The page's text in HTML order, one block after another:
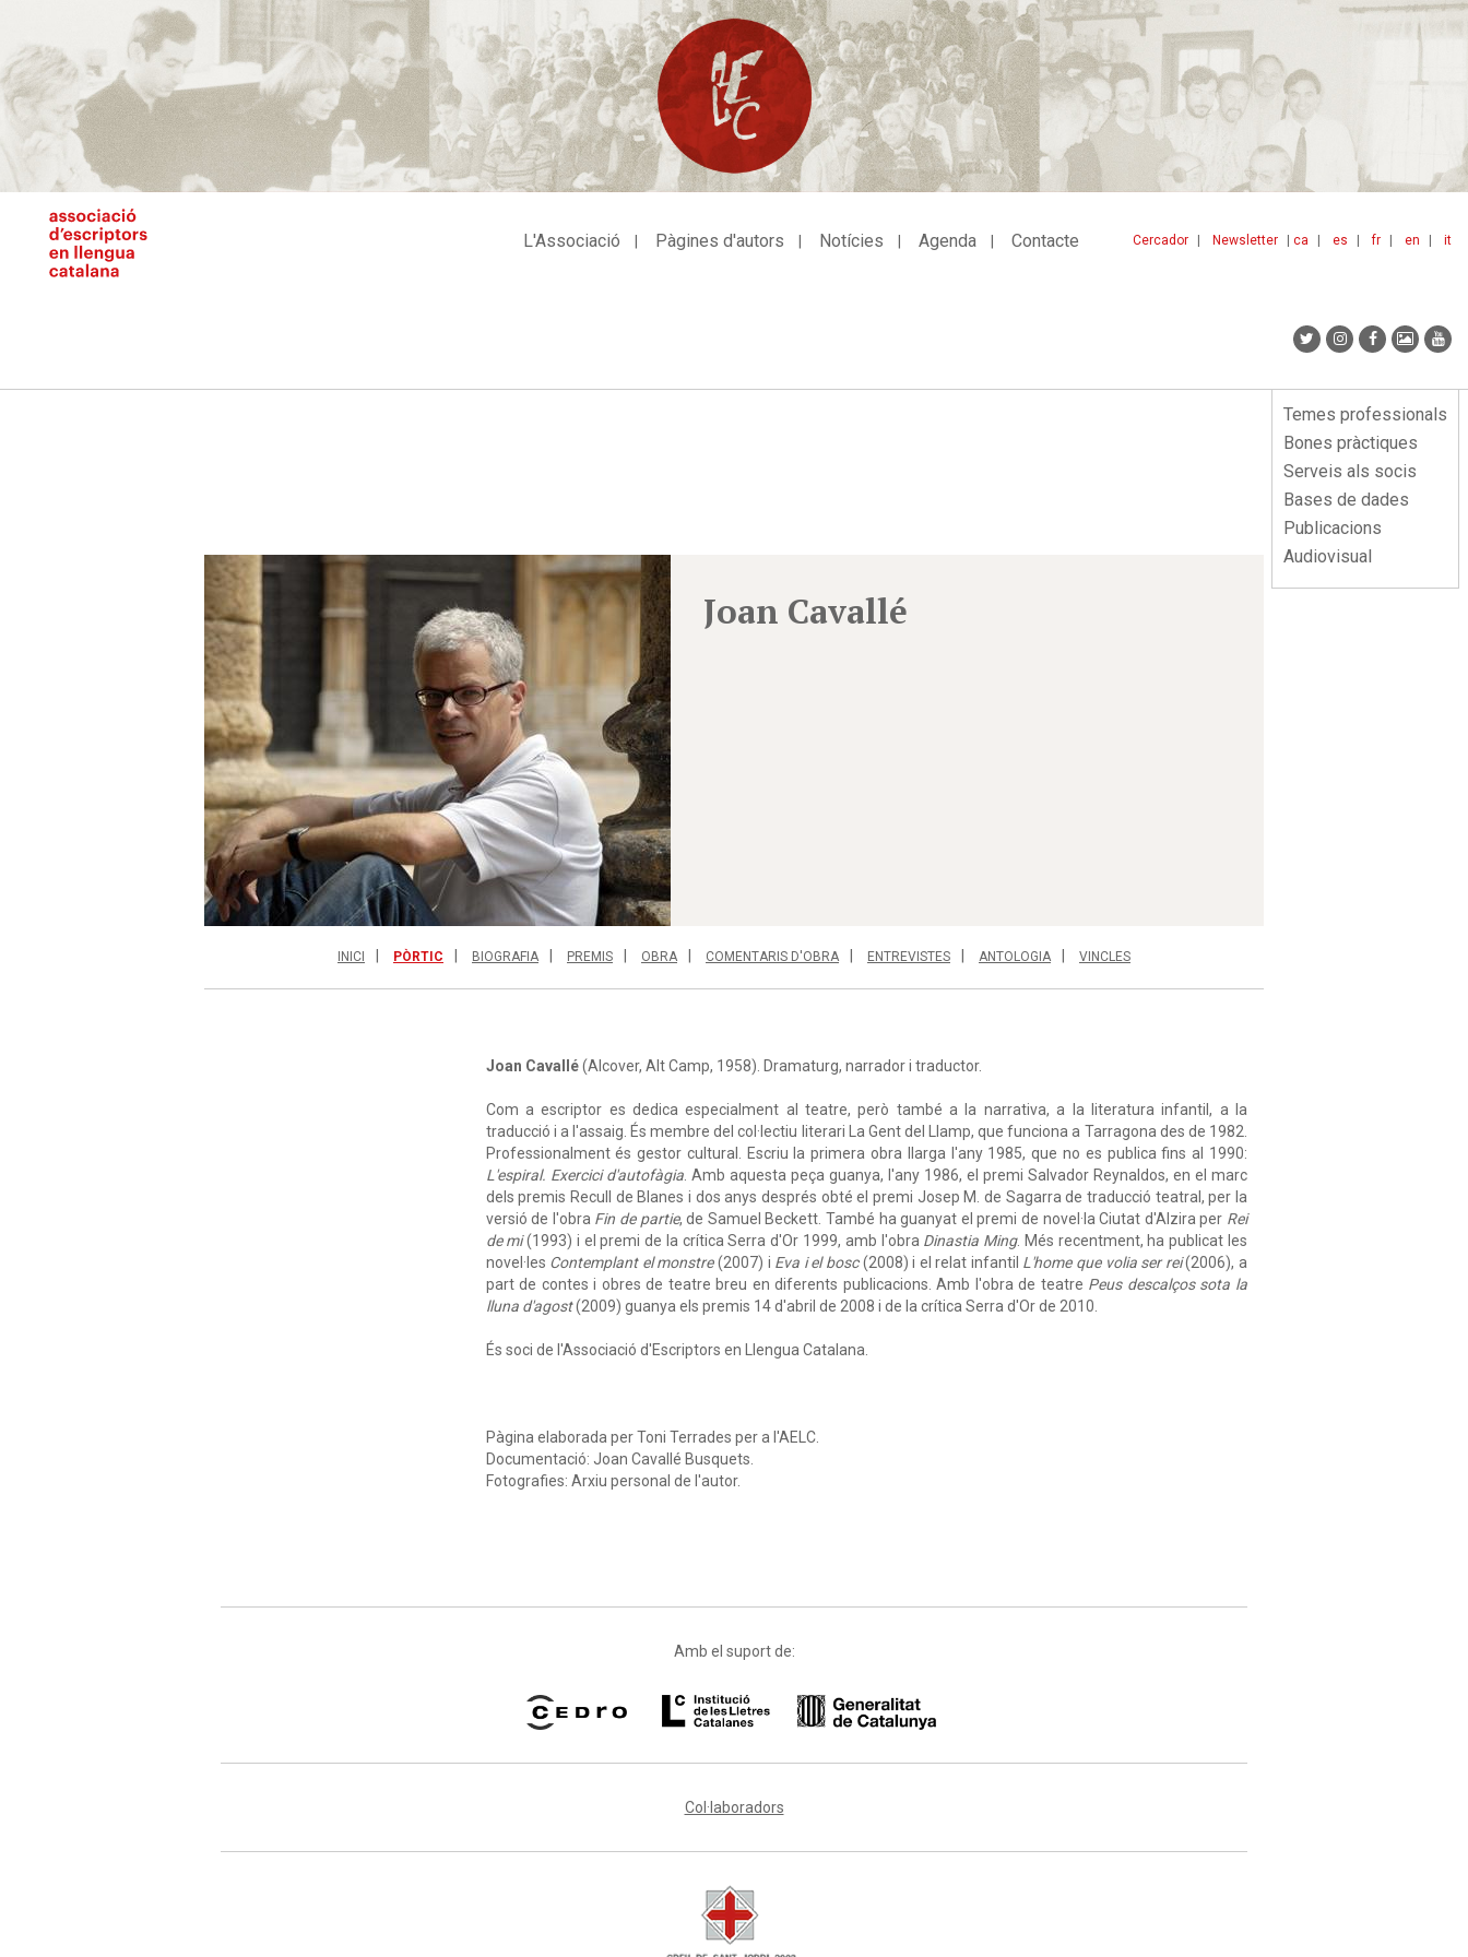
contingut
ca es fr en it
Cercador Newsletter
L'Associació Pàgines d'autors Notícies Agenda Contacte
Menu
lateral
Temes professionals
Bones pràctiques
Serveis als socis
Bases de dades
Publicacions
Audiovisual
Joan Cavallé
INICI PÒRTIC BIOGRAFIA PREMIS OBRA COMENTARIS D'OBRA ENTREVISTES ANTOLOGIA VINCLES
Joan Cavallé(Alcover, Alt Camp, 1958). Dramaturg, narrador i traductor.
Com a escriptor es dedica especialment al teatre, però també a la narrativa, a la literatura infantil, a la
traducció i a l'assaig. És membre del col·lectiu literari La Gent del Llamp, que funciona a Tarragona des de 1982.
Professionalment és gestor cultural. Escriu la primera obra llarga l'any 1985, que no es publica fins al 1990:
L'espiral. Exercici d'autofàgia. Amb aquesta peça guanya, l'any 1986, el premi Salvador Reynaldos, en el marc
dels premis Recull de Blanes i dos anys després obté el premi Josep M. de Sagarra de traducció teatral, per la
versió de l'obra Fin de partie, de Samuel Beckett. També ha guanyat el premi de novel·la Ciutat d'Alzira per Rei
de mi(1993) i el premi de la crítica Serra d'Or 1999, amb l'obra Dinastia Ming. Més recentment, ha publicat les
novel·les Contemplant el monstre(2007) i Eva i el bosc(2008) i el relat infantil L'home que volia ser rei(2006), a
part de contes i obres de teatre breu en diferents publicacions. Amb l'obra de teatre Peus descalços sota la
lluna d'agost(2009) guanya els premis 14 d'abril de 2008 i de la crítica Serra d'Or de 2010.
És soci de l'Associació d'Escriptors en Llengua Catalana.
Pàgina elaborada per Toni Terrades per a l'AELC.
Documentació: Joan Cavallé Busquets.
Fotografies: Arxiu personal de l'autor.
Amb el suport de:
Col·laboradors